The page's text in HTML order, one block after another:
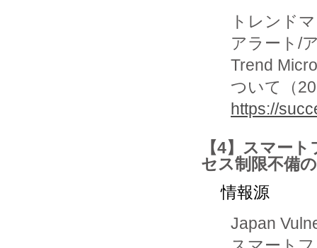
トレンド
アラート/
Trend
ついて（
https://
【4】スマー
セス制限不備
情報源
Japan